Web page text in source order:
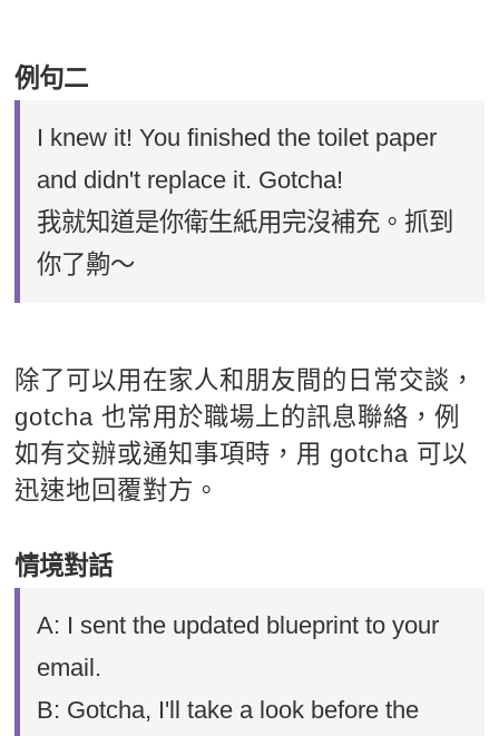
例句二
I knew it! You finished the toilet paper
and didn't replace it. Gotcha!
我就知道是你衛生紙用完沒補充。抓到
你了齁～
除了可以用在家人和朋友間的日常交談，
gotcha 也常用於職場上的訊息聯絡，例
如有交辦或通知事項時，用 gotcha 可以
迅速地回覆對方。
情境對話
A: I sent the updated blueprint to your
email.
B: Gotcha, I'll take a look before the